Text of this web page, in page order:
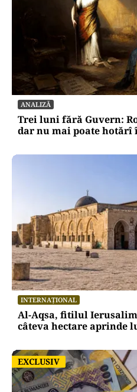
ANALIZĂ
Trei luni fără Guvern:
dar nu mai poate hotărî
INTERNAȚIONAL
Al-Aqsa, fitilul
câteva hectare aprinde
EXCLUSIV
EXCLUSIV